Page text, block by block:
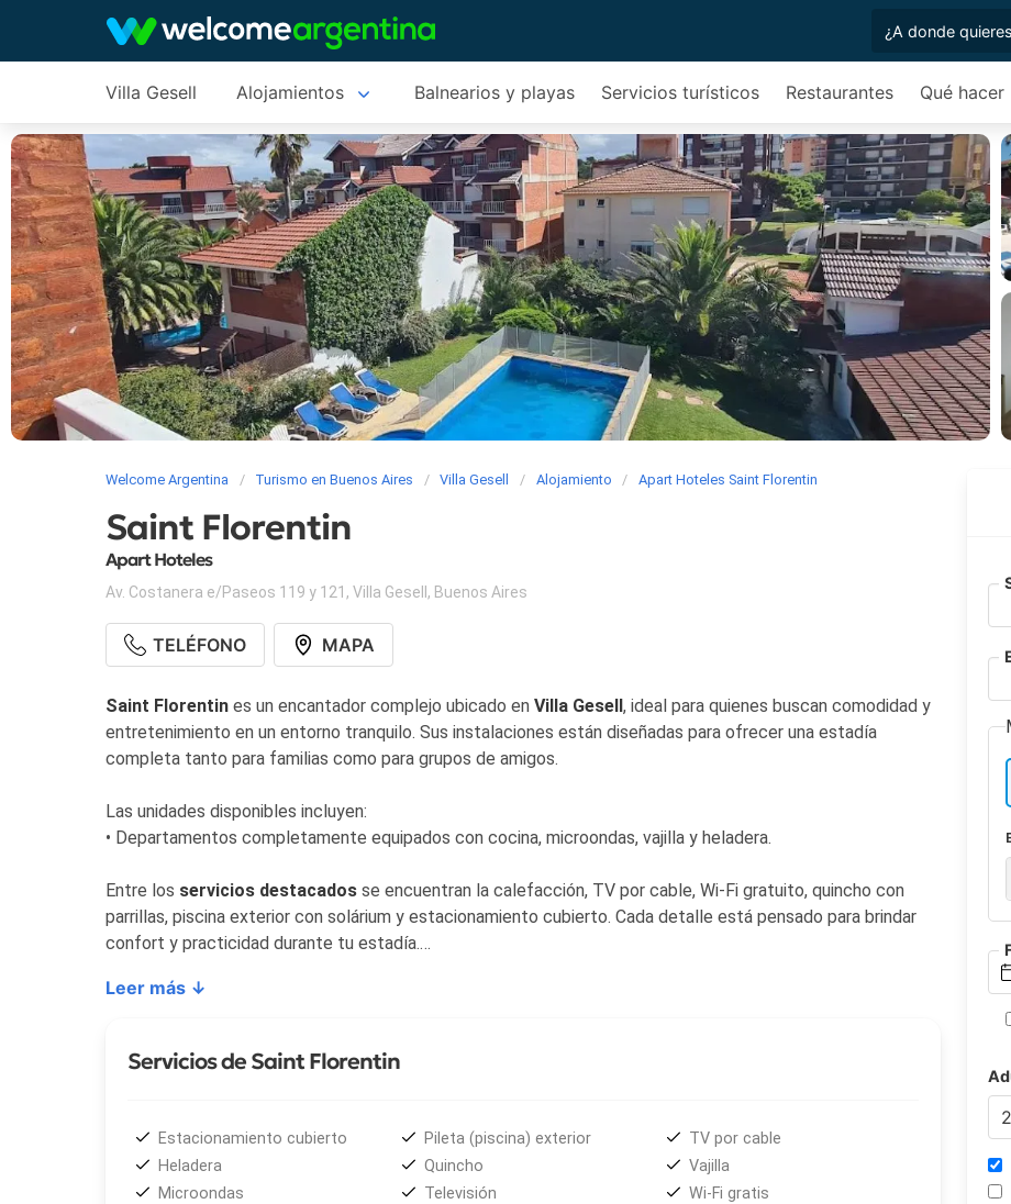
Villa Gesell Alojamientos Balnearios y playas Servicios turísticos Restaurantes Qué hacer
Welcome Argentina Turismo en Buenos Aires Villa Gesell Alojamiento Apart Hoteles Saint Florentin
Saint Florentin
Apart Hoteles
Av. Costanera e/Paseos 119 y 121 , Villa Gesell , Buenos Aires
TELÉFONO MAPA
Saint Florentin es un encantador complejo ubicado en Villa Gesell , ideal para quienes buscan comodidad y
entretenimiento en un entorno tranquilo. Sus instalaciones están diseñadas para ofrecer una estadía
completa tanto para familias como para grupos de amigos.
Las unidades disponibles incluyen:
• Departamentos completamente equipados con cocina, microondas, vajilla y heladera.
Entre los servicios destacados se encuentran la calefacción, TV por cable, Wi-Fi gratuito, quincho con
parrillas, piscina exterior con solárium y estacionamiento cubierto. Cada detalle está pensado para brindar
confort y practicidad durante tu estadía.
Además, su ubicación permite un fácil acceso a los
Leer más ↓
Servicios de Saint Florentin
Estacionamiento cubierto
Heladera
Microondas
Pileta (piscina) exterior
Quincho
Televisión
TV por cable
Vajilla
Wi-Fi gratis